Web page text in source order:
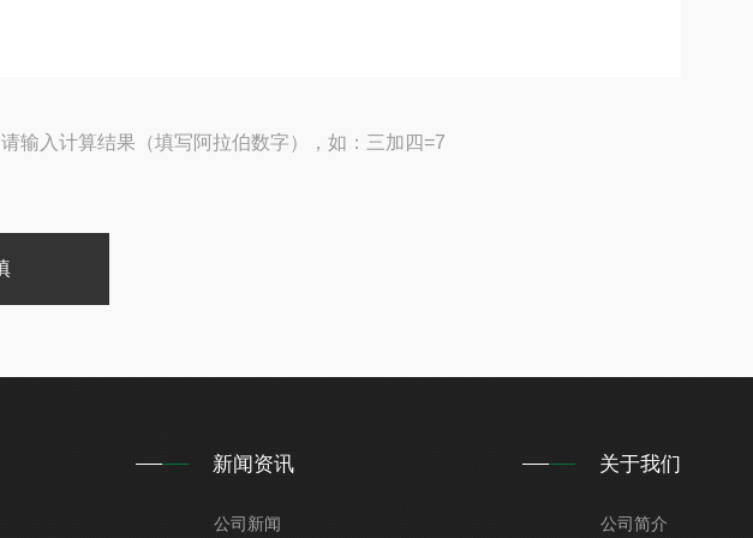
请输入计算结果（填写阿拉伯数字），如：三加四=7
新闻资讯
公司新闻
关于我们
公司简介